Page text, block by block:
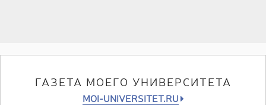
ГАЗЕТА МОЕГО УНИВЕРСИТЕТА
MOI-UNIVERSITET.RU